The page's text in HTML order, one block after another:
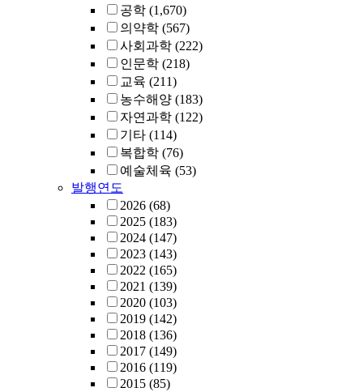
공학 (1,670)
의약학 (567)
사회과학 (222)
인문학 (218)
교육 (211)
농수해양 (183)
자연과학 (122)
기타 (114)
복합학 (76)
예술체육 (53)
발행연도
2026 (68)
2025 (183)
2024 (147)
2023 (143)
2022 (165)
2021 (139)
2020 (103)
2019 (142)
2018 (136)
2017 (149)
2016 (119)
2015 (85)